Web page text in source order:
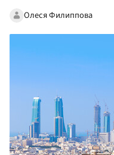
Олеся Филиппова